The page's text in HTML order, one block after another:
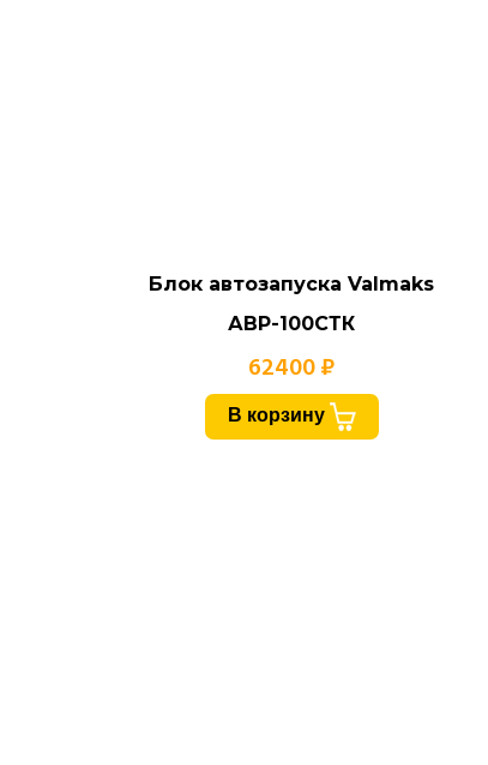
Блок автозапуска Valmaks
АВР-100СТК
62400 ₽
В корзину